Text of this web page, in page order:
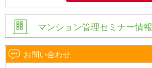
マンション管理セミナー情報
お問い合わせ